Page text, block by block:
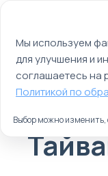
Главная
Мы используем
для улучшения и
соглашаетесь на
Политикой по
Выбор можно изменить,